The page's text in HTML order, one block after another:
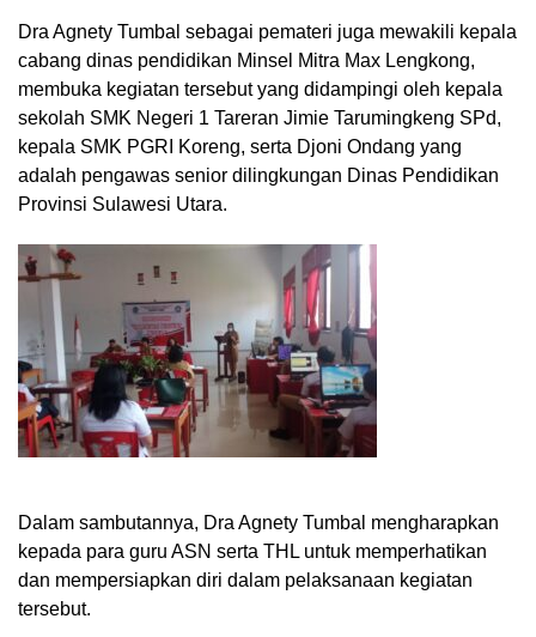
Dra Agnety Tumbal sebagai pemateri juga mewakili kepala
cabang dinas pendidikan Minsel Mitra Max Lengkong,
membuka kegiatan tersebut yang didampingi oleh kepala
sekolah SMK Negeri 1 Tareran Jimie Tarumingkeng SPd,
kepala SMK PGRI Koreng, serta Djoni Ondang yang
adalah pengawas senior dilingkungan Dinas Pendidikan
Provinsi Sulawesi Utara.
Dalam sambutannya, Dra Agnety Tumbal mengharapkan
kepada para guru ASN serta THL untuk memperhatikan
dan mempersiapkan diri dalam pelaksanaan kegiatan
tersebut.